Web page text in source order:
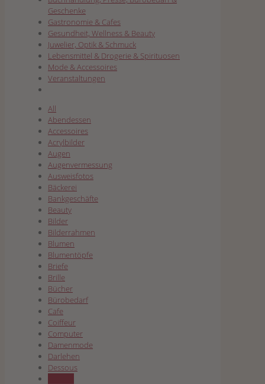
Geschenke
Gastronomie & Cafes
Gesundheit, Wellness & Beauty
Juwelier, Optik & Schmuck
Lebensmittel & Drogerie & Spirituosen
Mode & Accessoires
Veranstaltungen
All
Abendessen
Accessoires
Acrylbilder
Augen
Augenvermessung
Ausweisfotos
Bäckerei
Bankgeschäfte
Beauty
Bilder
Bilderrahmen
Blumen
Blumentöpfe
Briefe
Brille
Bücher
Bürobedarf
Cafe
Coiffeur
Computer
Damenmode
Darlehen
Dessous